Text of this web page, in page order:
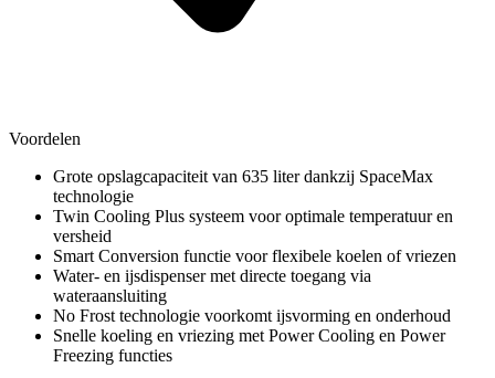
Voordelen
Grote opslagcapaciteit van 635 liter dankzij SpaceMax
technologie
Twin Cooling Plus systeem voor optimale temperatuur en
versheid
Smart Conversion functie voor flexibele koelen of vriezen
Water- en ijsdispenser met directe toegang via
wateraansluiting
No Frost technologie voorkomt ijsvorming en onderhoud
Snelle koeling en vriezing met Power Cooling en Power
Freezing functies